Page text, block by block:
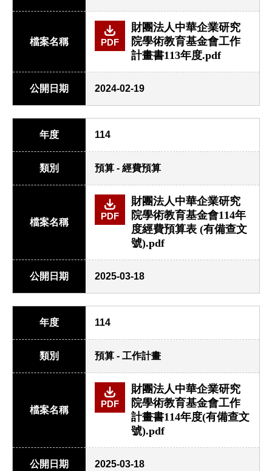
檔案名稱 PDF
財團法人中華企業研究
院學術教育基金會工作
計畫書113年度.pdf
公開日期 2024-02-19
年度 114
類別 預算 - 經費預算
檔案名稱
PDF
財團法人中華企業研究
院學術教育基金會114年
度經費預算表 (有備查文
號).pdf
公開日期 2025-03-18
年度 114
類別 預算 - 工作計畫
檔案名稱
PDF
財團法人中華企業研究
院學術教育基金會工作
計畫書114年度(有備查文
號).pdf
公開日期 2025-03-18